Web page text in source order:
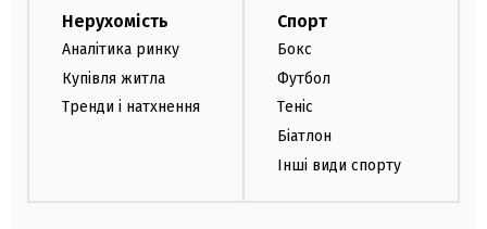
Нерухомість
Аналітика ринку
Купівля житла
Тренди і натхнення
Спорт
Бокс
Футбол
Теніс
Біатлон
Інші види спорту